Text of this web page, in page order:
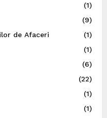
(1)
(9)
de Afaceri
(1)
(1)
(6)
(22)
(1)
(1)